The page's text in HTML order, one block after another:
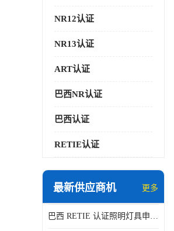
NR12认证
NR13认证
ART认证
巴西NR认证
巴西认证
RETIE认证
最新供应商机 更多
巴西 RETIE 认证照明灯具申请 RETIE 认证